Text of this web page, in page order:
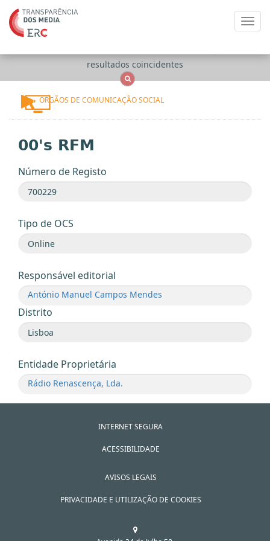
resultados coincidentes
ÓRGÃOS DE COMUNICAÇÃO SOCIAL
00's RFM
Número de Registo
Tipo de OCS
Responsável editorial
António Manuel Campos Mendes
Distrito
Entidade Proprietária
Rádio Renascença, Lda.
INTERNET SEGURA
ACESSIBILIDADE
AVISOS LEGAIS
PRIVACIDADE E UTILIZAÇÃO DE COOKIES